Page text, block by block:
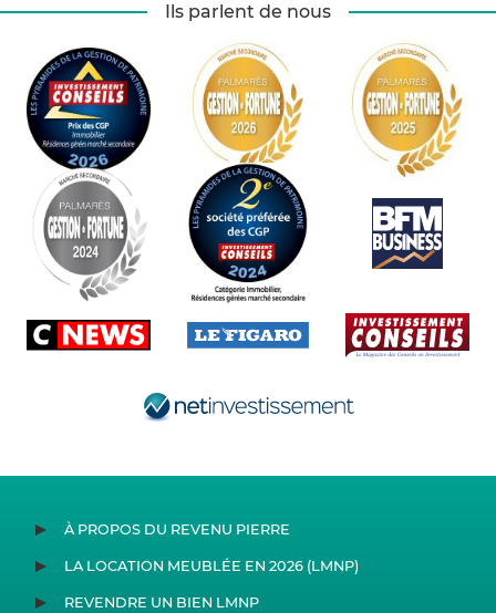
Ils parlent de nous
À PROPOS DU REVENU PIERRE
LA LOCATION MEUBLÉE EN 2026 (LMNP)
REVENDRE UN BIEN LMNP